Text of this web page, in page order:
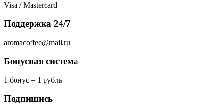
Visa / Mastercard
Поддержка 24/7
aromacoffee@mail.ru
Бонусная система
1 бонус = 1 рубль
Подпишись